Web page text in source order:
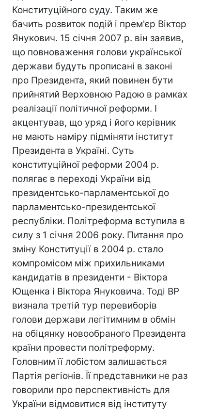
Конституційного суду. Таким же
бачить розвиток подій і прем'єр Віктор
Янукович. 15 січня 2007 р. він заявив,
що повноваження голови української
держави будуть прописані в законі
про Президента, який повинен бути
прийнятий Верховною Радою в рамках
реалізації політичної реформи. І
акцентував, що уряд і його керівник
не мають наміру підміняти інститут
Президента в Україні. Суть
конституційної реформи 2004 р.
полягає в переході України від
президентсько-парламентської до
парламентсько-президентської
республіки. Політреформа вступила в
силу з 1 січня 2006 року. Питання про
зміну Конституції в 2004 р. стало
компромісом між прихильниками
кандидатів в президенти - Віктора
Ющенка і Віктора Януковича. Тоді ВР
визнала третій тур перевиборів
голови держави легітимним в обмін
на обіцянку новообраного Президента
країни провести політреформу.
Головним її лобістом залишається
Партія регіонів. Її представники не раз
говорили про перспективність для
України відмовитися від інституту